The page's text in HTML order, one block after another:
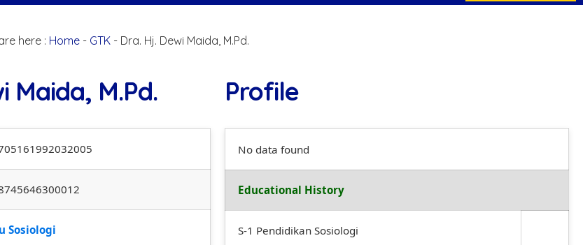
here : Home - GTK - Dra. Hj. Dewi Maida, M.Pd.
Maida, M.Pd.
Sosiologi
Profile
No data found
Educational History
S-1 Pendidikan Sosiologi